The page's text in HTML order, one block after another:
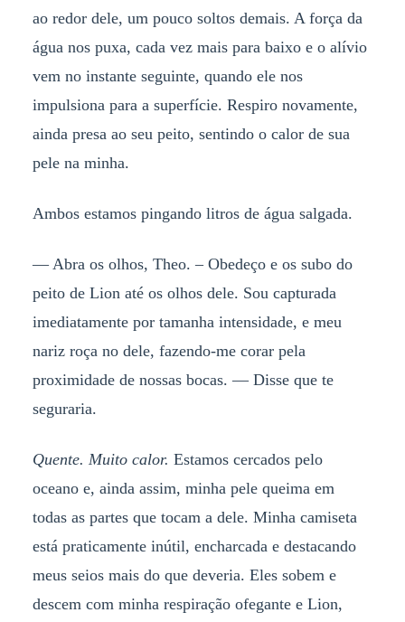
ao redor dele, um pouco soltos demais. A força da
água nos puxa, cada vez mais para baixo e o alívio
vem no instante seguinte, quando ele nos
impulsiona para a superfície. Respiro novamente,
ainda presa ao seu peito, sentindo o calor de sua
pele na minha.
Ambos estamos pingando litros de água salgada.
— Abra os olhos, Theo. – Obedeço e os subo do
peito de Lion até os olhos dele. Sou capturada
imediatamente por tamanha intensidade, e meu
nariz roça no dele, fazendo-me corar pela
proximidade de nossas bocas. — Disse que te
seguraria.
Quente. Muito calor. Estamos cercados pelo
oceano e, ainda assim, minha pele queima em
todas as partes que tocam a dele. Minha camiseta
está praticamente inútil, encharcada e destacando
meus seios mais do que deveria. Eles sobem e
descem com minha respiração ofegante e Lion,